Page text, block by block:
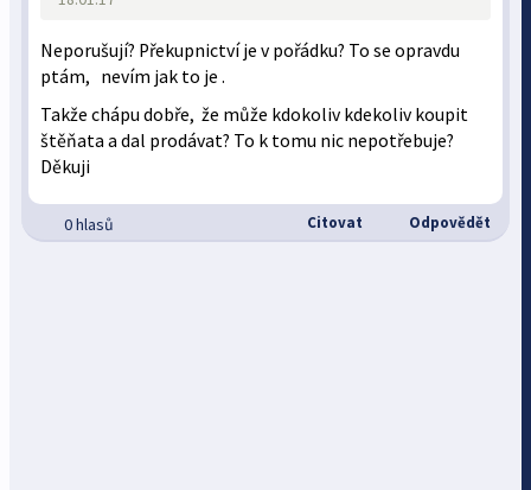
Neporušují? Překupnictví je v pořádku? To se opravdu
ptám, nevím jak to je .
Takže chápu dobře, že může kdokoliv kdekoliv koupit
štěňata a dal prodávat? To k tomu nic nepotřebuje?
Děkuji
0 hlasů Citovat Odpovědět